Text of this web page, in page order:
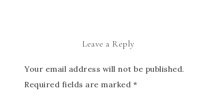
Leave a Reply
Your email address will not be published.
Required fields are marked *